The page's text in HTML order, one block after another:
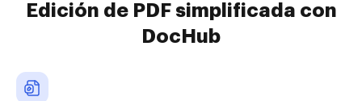
Edición de PDF simplificada con
DocHub